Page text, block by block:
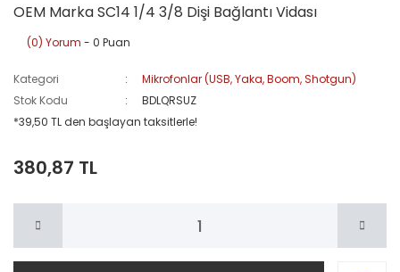
OEM Marka SC14 1/4 3/8 Dişi Bağlantı Vidası
(0) Yorum - 0 Puan
Kategori
Mikrofonlar (USB, Yaka, Boom, Shotgun)
Stok Kodu
BDLQRSUZ
*39,50 TL den başlayan taksitlerle!
380,87 TL